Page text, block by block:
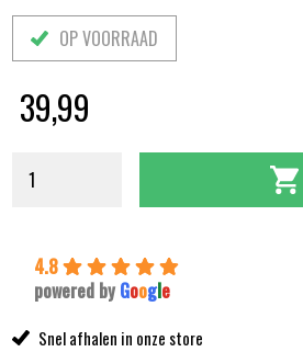
OP VOORRAAD
39,99
4.8
powered by Google
Snel afhalen in onze store